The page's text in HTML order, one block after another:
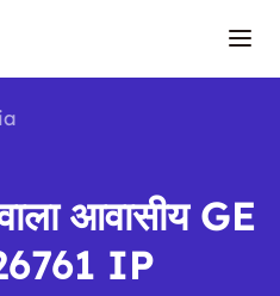
आवासीय GE
IP